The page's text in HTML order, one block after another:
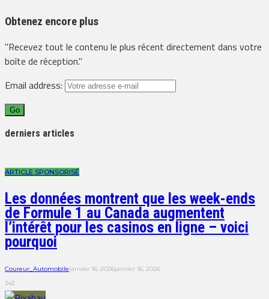
Obtenez encore plus
"Recevez tout le contenu le plus récent directement dans votre
boîte de réception."
Email address:
derniers articles
ARTICLE SPONSORISÉ
Les données montrent que les week-ends
de Formule 1 au Canada augmentent
l’intérêt pour les casinos en ligne – voici
pourquoi
Coureur_Automobilejanvier 16, 2026janvier 16, 2026
343